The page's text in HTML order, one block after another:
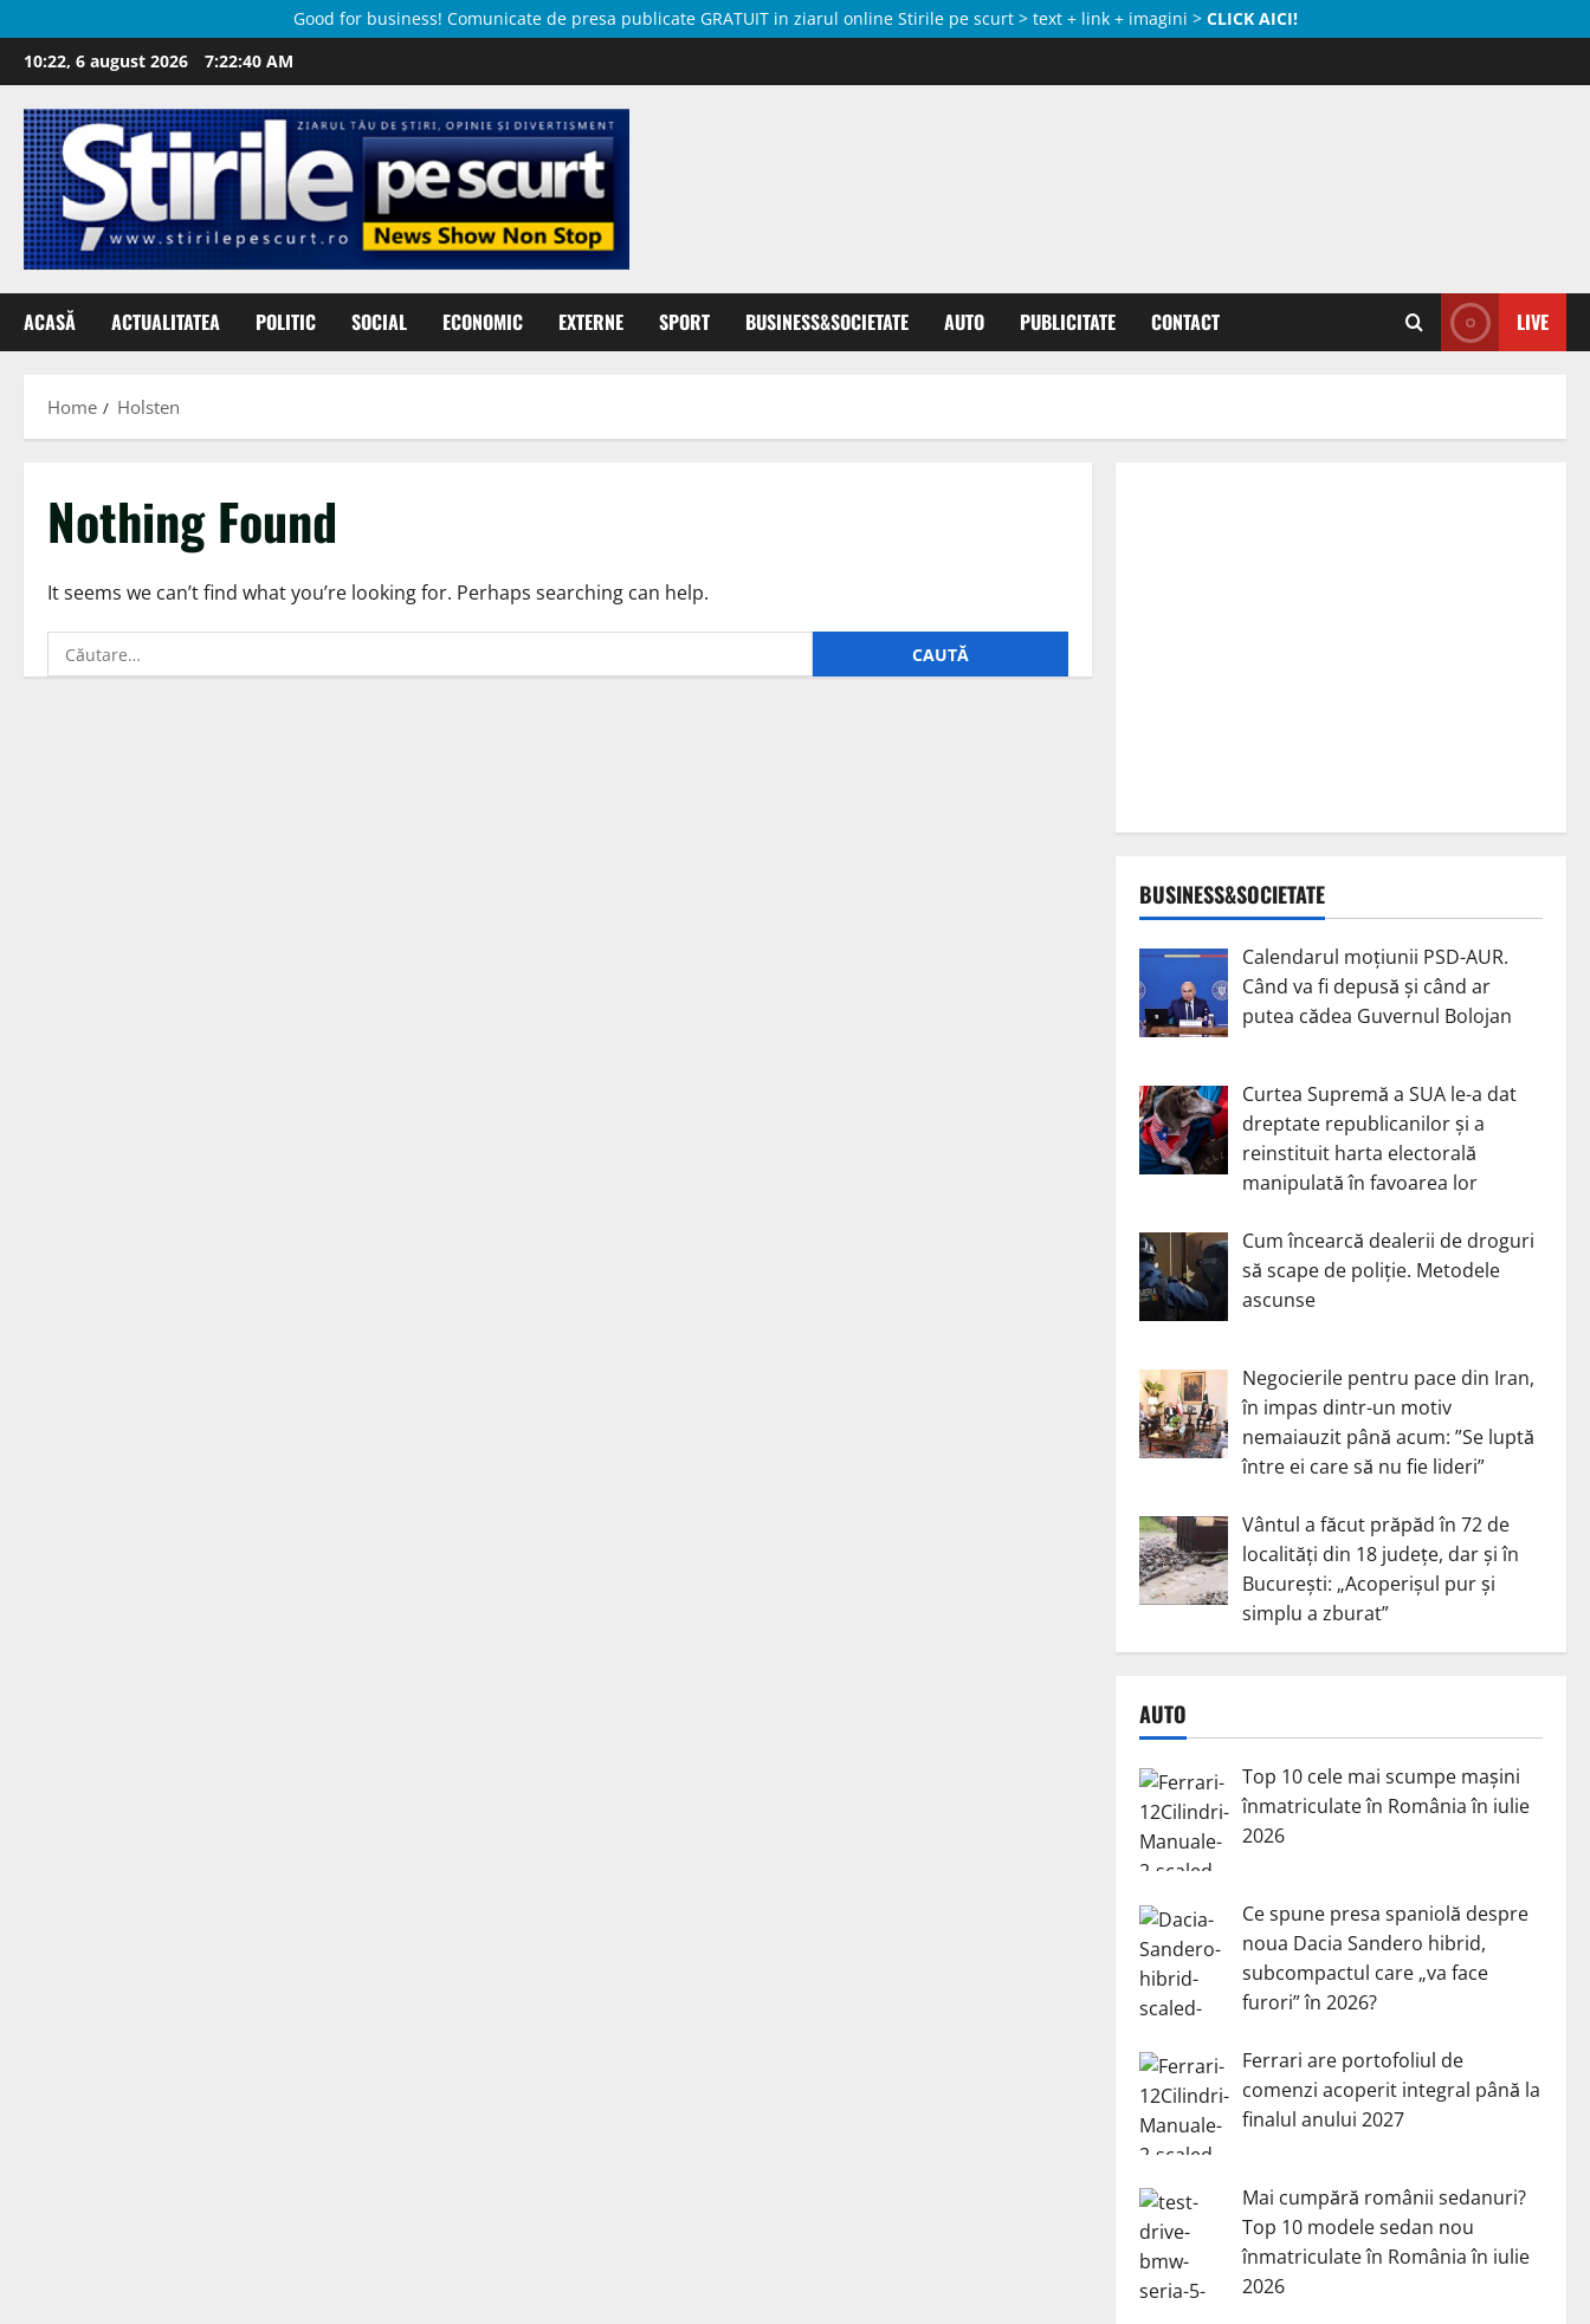
Good for business! Comunicate de presa publicate GRATUIT in ziarul online Stirile pe scurt > text + link + imagini > CLICK AICI!
Skip
to
content
10:22, 6 august 2026 7:22:41 AM
ACASĂ ACTUALITATEA POLITIC SOCIAL ECONOMIC EXTERNE SPORT BUSINESS&SOCIETATE AUTO PUBLICITATE CONTACT LIVE
Home Holsten
Nothing Found
It seems we can’t find what you’re looking for. Perhaps searching can help.
Caută
după:
BUSINESS&SOCIETATE
Calendarul moțiunii PSD-AUR.
Când va fi depusă și când ar
putea cădea Guvernul Bolojan
Curtea Supremă a SUA le-a dat
dreptate republicanilor și a
reinstituit harta electorală
manipulată în favoarea lor
Cum încearcă dealerii de droguri
să scape de poliție. Metodele
ascunse
Negocierile pentru pace din Iran,
în impas dintr-un motiv
nemaiauzit până acum: ”Se luptă
între ei care să nu fie lideri”
Vântul a făcut prăpăd în 72 de
localități din 18 județe, dar și în
București: „Acoperișul pur și
simplu a zburat”
AUTO
Top 10 cele mai scumpe mașini
înmatriculate în România în iulie
2026
Ce spune presa spaniolă despre
noua Dacia Sandero hibrid,
subcompactul care „va face
furori” în 2026?
Ferrari are portofoliul de
comenzi acoperit integral până la
finalul anului 2027
Mai cumpără românii sedanuri?
Top 10 modele sedan nou
înmatriculate în România în iulie
2026